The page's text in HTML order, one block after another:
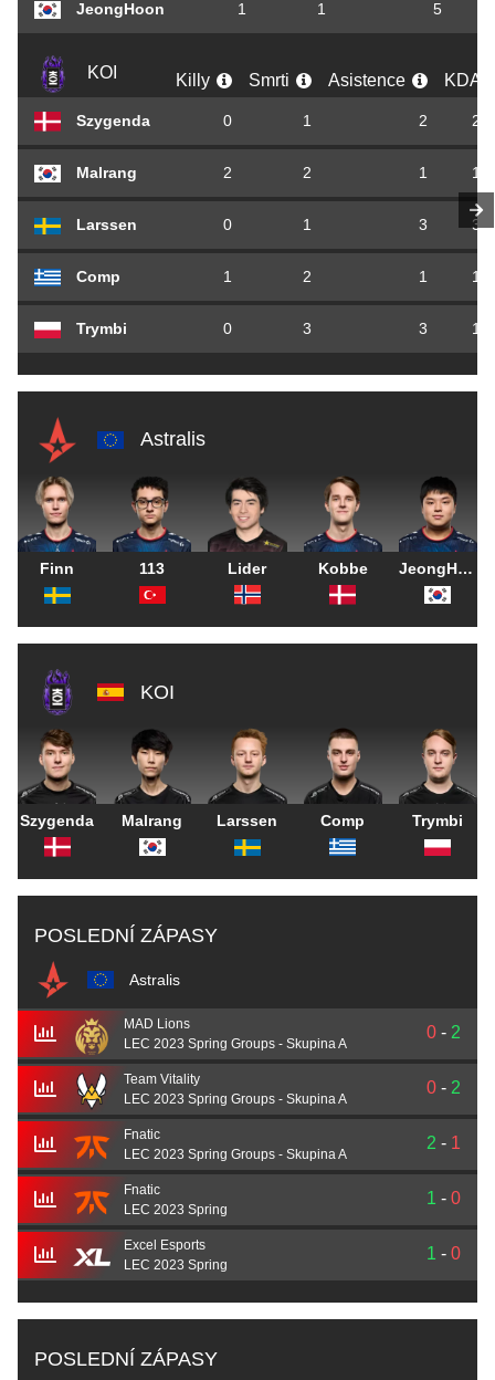
JeongHoon 1 1 5
KOI Killy Smrti Asistence KDA
Szygenda 0 1 2
Malrang 2 2 1
Larssen 0 1 3
Comp 1 2 1
Trymbi 0 3 3
Astralis
Finn 113 Lider Kobbe JeongHoon
KOI
Szygenda Malrang Larssen Comp Trymbi
POSLEDNÍ ZÁPASY
Astralis
MAD Lions
LEC 2023 Spring Groups - Skupina A
0 - 2
Team Vitality
LEC 2023 Spring Groups - Skupina A
0 - 2
Fnatic
LEC 2023 Spring Groups - Skupina A
2 - 1
Fnatic
LEC 2023 Spring
1 - 0
Excel Esports
LEC 2023 Spring
1 - 0
POSLEDNÍ ZÁPASY